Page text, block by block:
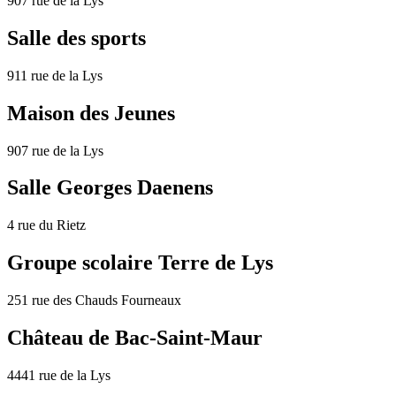
Salle des sports
911 rue de la Lys
Maison des Jeunes
907 rue de la Lys
Salle Georges Daenens
4 rue du Rietz
Groupe scolaire Terre de Lys
251 rue des Chauds Fourneaux
Château de Bac-Saint-Maur
4441 rue de la Lys